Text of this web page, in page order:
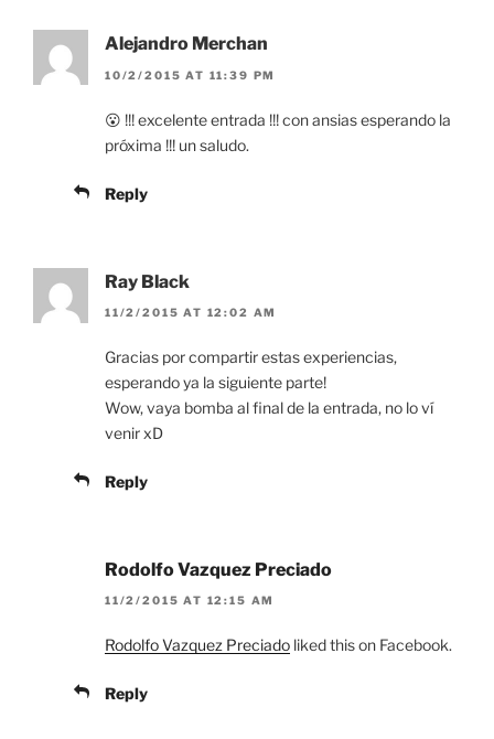
Alejandro Merchan
10/2/2015 AT 11:39 PM
😮 !!! excelente entrada !!! con ansias esperando la
próxima !!! un saludo.
Reply
Ray Black
11/2/2015 AT 12:02 AM
Gracias por compartir estas experiencias,
esperando ya la siguiente parte!
Wow, vaya bomba al final de la entrada, no lo ví
venir xD
Reply
Rodolfo Vazquez Preciado
11/2/2015 AT 12:15 AM
Rodolfo Vazquez Preciado liked this on Facebook.
Reply